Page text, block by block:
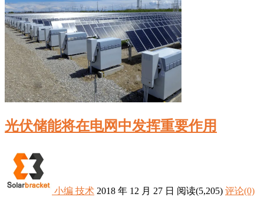
光伏储能将在电网中发挥重要作用
小编 技术 2018 年 12 月 27 日 阅读(5,205) 评论(0)